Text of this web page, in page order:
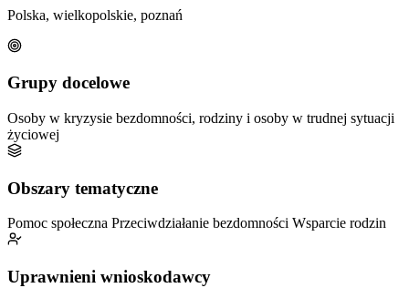
Polska, wielkopolskie, poznań
Grupy docelowe
Osoby w kryzysie bezdomności, rodziny i osoby w trudnej sytuacji
życiowej
Obszary tematyczne
Pomoc społeczna Przeciwdziałanie bezdomności Wsparcie rodzin
Uprawnieni wnioskodawcy